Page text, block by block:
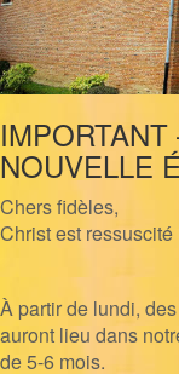
NOUVELLE
Chers fidèles,
Christ est ressuscité
À partir de lundi,
auront lieu dans
de 5-6 mois.